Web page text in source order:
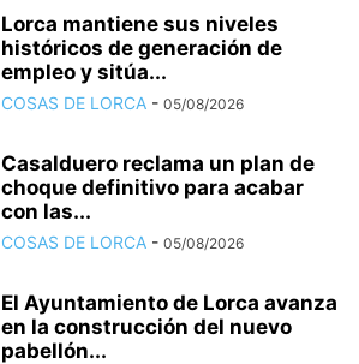
Lorca mantiene sus niveles
históricos de generación de
empleo y sitúa...
COSAS DE LORCA - 05/08/2026
Casalduero reclama un plan de
choque definitivo para acabar
con las...
COSAS DE LORCA - 05/08/2026
El Ayuntamiento de Lorca avanza
en la construcción del nuevo
pabellón...